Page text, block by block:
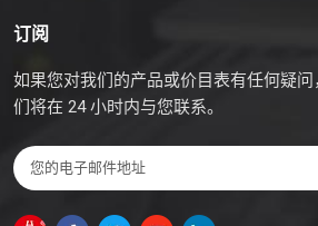
订阅
如果您对我们的产品或价目表有任何疑
们将在 24 小时内与您联系。